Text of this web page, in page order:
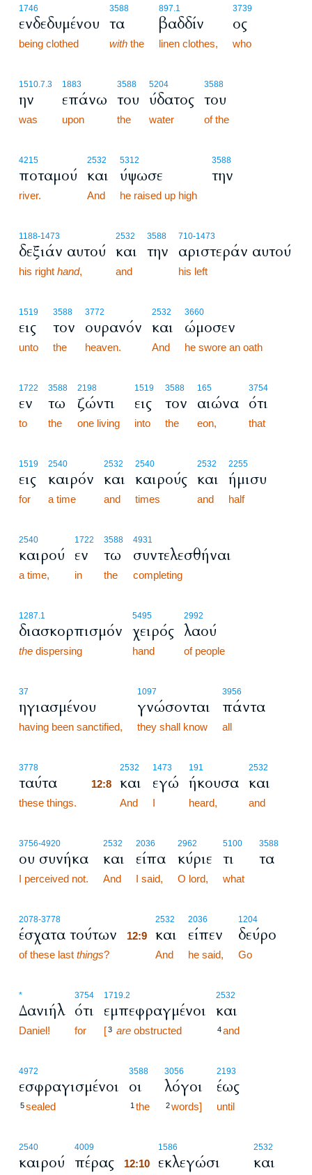
1746
ενδεδυμένου
being clothed
3588
τα
with the
897.1
βαδδίν
linen clothes,
3739
ος
who
1510.7.3
ην
was
1883
επάνω
upon
3588
του
the
5204
ύδατος
water
3588
του
of the
4215
ποταμού
river.
2532
και
And
5312
ύψωσε
he raised up high
3588
την
1188-1473
δεξιάν αυτού
his right hand,
2532
και
and
3588
την
710-1473
αριστεράν αυτού
his left
1519
εις
unto
3588
τον
the
3772
ουρανόν
heaven.
2532
και
And
3660
ώμοσεν
he swore an oath
1722
εν
to
3588
τω
the
2198
ζώντι
one living
1519
εις
into
3588
τον
the
165
αιώνα
eon,
3754
ότι
that
1519
εις
for
2540
καιρόν
a time
2532
και
and
2540
καιρούς
times
2532
και
and
2255
ήμισυ
half
2540
καιρού
a time,
1722
εν
in
3588
τω
the
4931
συντελεσθήναι
completing
1287.1
διασκορπισμόν
the dispersing
5495
χειρός
hand
2992
λαού
of people
37
ηγιασμένου
having been sanctified,
1097
γνώσονται
they shall know
3956
πάντα
all
3778
ταύτα
these things.
2532
12:8 και
And
1473
εγώ
I
191
ήκουσα
heard,
2532
και
and
3756-4920
ου συνήκα
I perceived not.
2532
και
And
2036
είπα
I said,
2962
κύριε
O lord,
5100
τι
what
3588
τα
2078-3778
έσχατα τούτων
of these last things?
2532
12:9 και
And
2036
είπεν
he said,
1204
δεύρο
Go
*
Δανιήλ
Daniel!
3754
ότι
for
1719.2
εμπεφραγμένοι
[3 are obstructed
2532
και
4and
4972
εσφραγισμένοι
5sealed
3588
οι
1 the
3056
λόγοι
2words]
2193
έως
until
2540
καιρού
4009
πέρας
1586
12:10 εκλεγώσι
2532
και